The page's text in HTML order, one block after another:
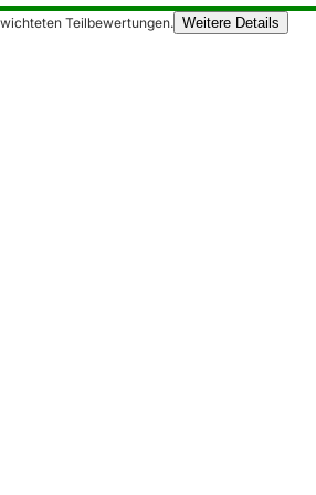
Teilbewertungen. Weitere Details